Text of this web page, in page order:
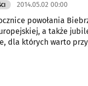
2014.05.02 00:00
powołania
a także
dla których warto